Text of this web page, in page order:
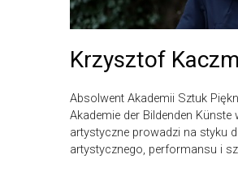
Krzysztof
Absolwent Akademii Sztuk
Akademie der Bildenden Künste
artystyczne prowadzi na styku
artystycznego, performansu i